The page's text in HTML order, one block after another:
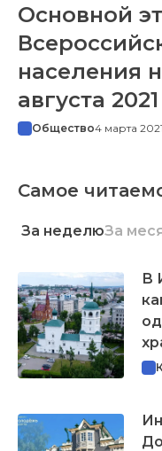
Основной
населения
августа
Общество4 марта 2021
Самое
За неделюЗа
В